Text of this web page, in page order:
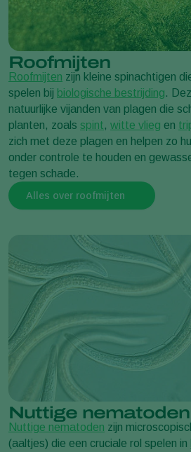
Roofmijten
Roofmijten zijn kleine spinachtigen
spelen bij biologische bestrijding.
natuurlijke vijanden van plagen die
planten, zoals spint, witte vlieg en
zich met deze plagen en helpen zo
onder controle te houden en
tegen schade.
Alles over roofmijten
Nuttige nematoden
Nuttige nematoden zijn
(aaltjes) die een cruciale rol spelen in